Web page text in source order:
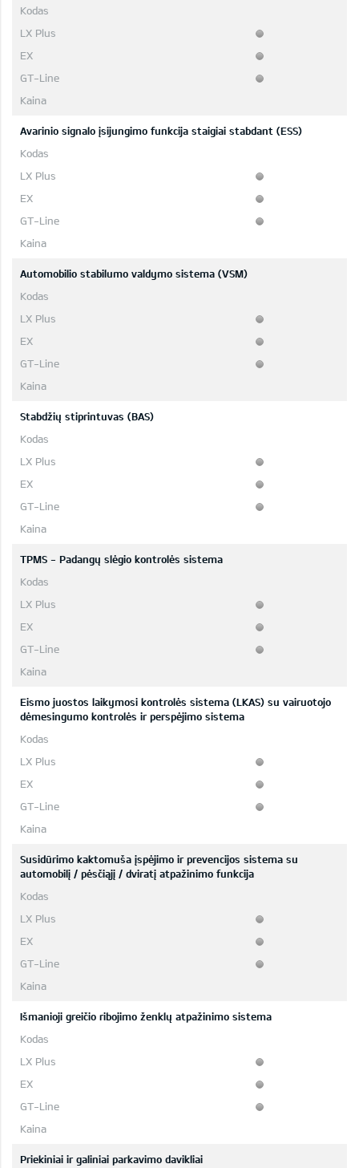
Avarinio signalo įsijungimo funkcija staigiai stabdant (ESS)
Automobilio stabilumo valdymo sistema (VSM)
Stabdžių stiprintuvas (BAS)
TPMS - Padangų slėgio kontrolės sistema
Eismo juostos laikymosi kontrolės sistema (LKAS) su vairuotojo
dėmesingumo kontrolės ir perspėjimo sistema
Susidūrimo kaktomuša įspėjimo ir prevencijos sistema su
automobilį / pėsčiąjį / dviratį atpažinimo funkcija
Išmanioji greičio ribojimo ženklų atpažinimo sistema
Priekiniai ir galiniai parkavimo davikliai